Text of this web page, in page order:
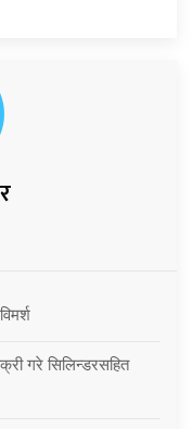
गरे सिलिन्डरसहित